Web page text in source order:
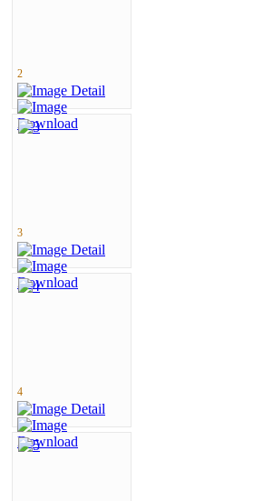
2
3
4